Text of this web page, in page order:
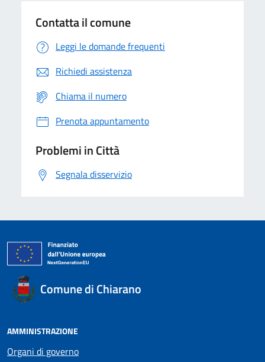
Contatta il comune
Leggi le domande frequenti
Richiedi assistenza
Chiama il numero
Prenota appuntamento
Problemi in Città
Segnala disservizio
Comune di Chiarano
AMMINISTRAZIONE
Organi di governo